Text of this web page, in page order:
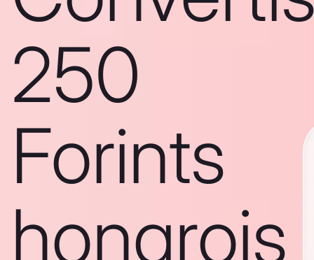
250
Forints
hongrois